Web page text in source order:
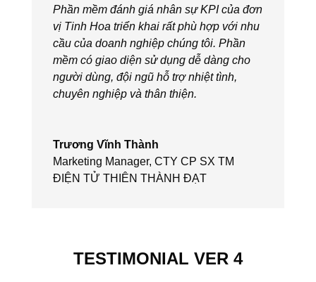
Phần mềm đánh giá nhân sự KPI của đơn
vị Tinh Hoa triển khai rất phù hợp với nhu
cầu của doanh nghiệp chúng tôi. Phần
mềm có giao diện sử dụng dễ dàng cho
người dùng, đội ngũ hỗ trợ nhiệt tình,
chuyên nghiệp và thân thiện.
Trương Vĩnh Thành
Marketing Manager, CTY CP SX TM
ĐIỆN TỬ THIÊN THÀNH ĐẠT
TESTIMONIAL VER 4